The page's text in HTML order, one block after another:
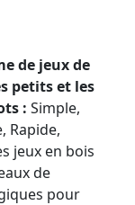
de jeux de
petits et les
: Simple,
Rapide,
jeux en bois
de
pour